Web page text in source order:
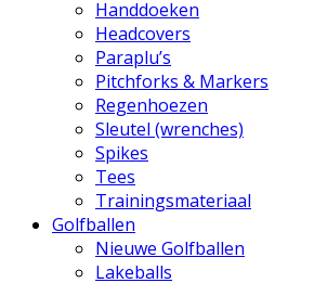
Handdoeken
Headcovers
Paraplu’s
Pitchforks & Markers
Regenhoezen
Sleutel (wrenches)
Spikes
Tees
Trainingsmateriaal
Golfballen
Nieuwe Golfballen
Lakeballs